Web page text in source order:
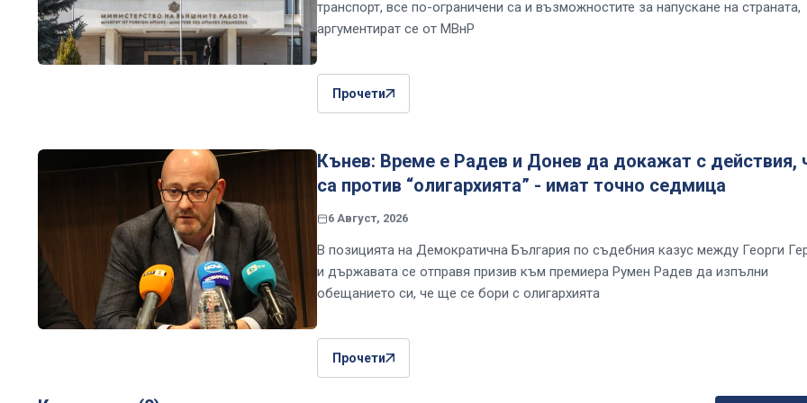
транспорт, все по-ограничени са и възможностите за напускане на страната,
аргументират се от МВнР
Прочети
Кънев: Време е Радев и Донев да докажат с действия,
са против “олигархията” - имат точно седмица
6 Август, 2026
В позицията на Демократична България по съдебния казус между Георги
и държавата се отправя призив към премиера Румен Радев да изпълни
обещанието си, че ще се бори с олигархията
Прочети